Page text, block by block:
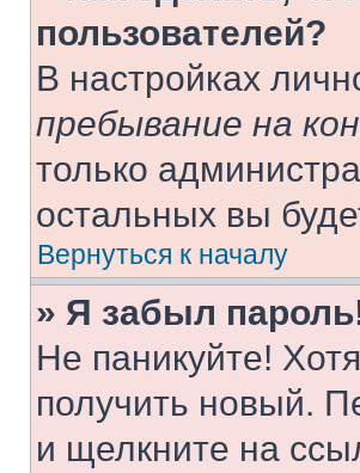
пользователей?
В настройках
пребывание на
только
остальных вы
Вернуться к началу
» Я забыл
Не паникуйте!
получить новый.
и щелкните на